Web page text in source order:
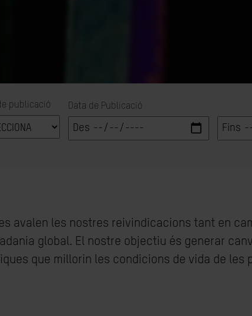
publicació Data de Publicació
avalen les nostres reivindicacions tant en
global. El nostre objectiu és generar
que millorin les condicions de vida de les